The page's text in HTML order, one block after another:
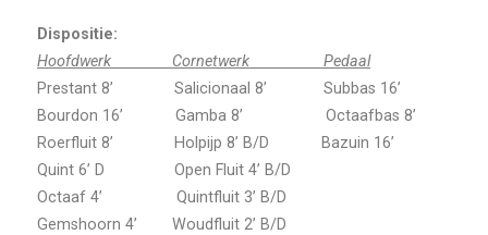
Dispositie:
Hoofdwerk Cornetwerk Pedaal
Prestant 8’ Salicionaal 8’ Subbas 16’
Bourdon 16’ Gamba 8’ Octaafbas 8’
Roerfluit 8’ Holpijp 8’ B/D Bazuin 16’
Quint 6’ D Open Fluit 4’ B/D
Octaaf 4’ Quintfluit 3’ B/D
Gemshoorn 4’ Woudfluit 2’ B/D